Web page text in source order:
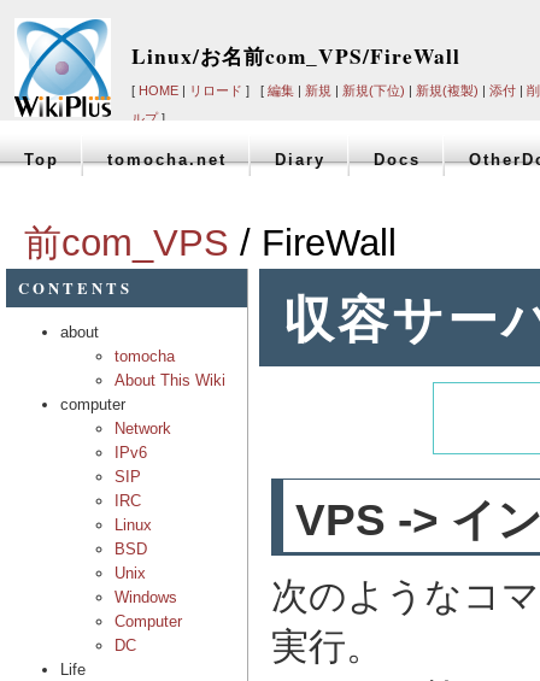
Linux/お名前com_VPS/FireWall
[ HOME | リロード ] [ 編集 | 新規 | 新規(下位) | 新規(複製) | 添付 |
ルプ]
Top tomocha.net Diary Docs
前com_VPS / FireWall
CONTENTS
about
tomocha
About This Wiki
computer
Network
IPv6
SIP
IRC
Linux
BSD
Unix
Windows
Computer
DC
Life
収容サー
VPS -> イ
次のようなコ
実行。